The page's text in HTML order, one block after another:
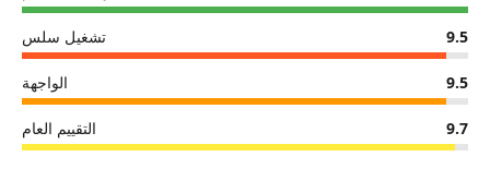
تشغيل سلس 9.5
الواجهة 9.5
التقييم العام 9.7